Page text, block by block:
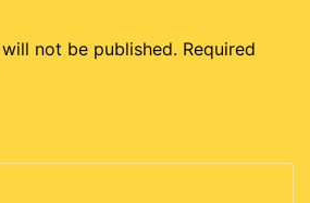
not be published. Required